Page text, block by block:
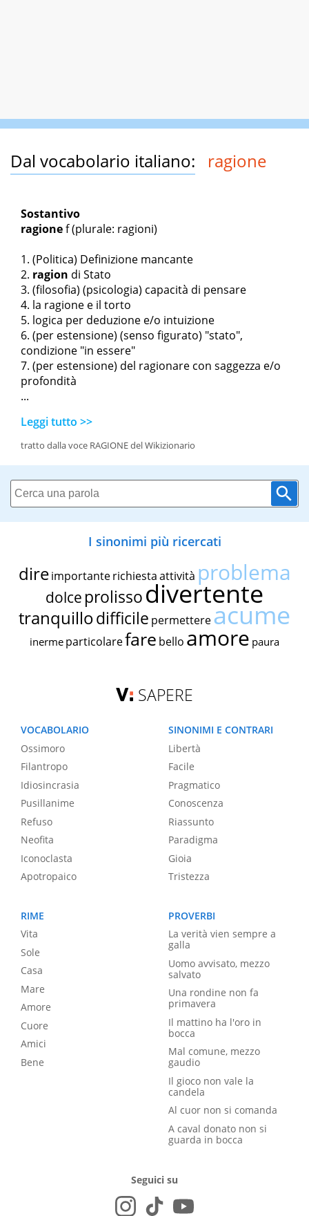
Dal vocabolario italiano: ragione
Sostantivo
ragionef(plurale: ragioni)
(Politica) Definizione mancante
ragion di Stato
(filosofia) (psicologia) capacità di pensare
la ragione e il torto
logica per deduzione e/o intuizione
(per estensione) (senso figurato) "stato",
condizione "in essere"
(per estensione) del ragionare con saggezza e/o
profondità
...
Leggi tutto >>
tratto dalla voce RAGIONE del Wikizionario
I sinonimi più ricercati
dire importante richiestaattività problema
dolce prolissodivertente
tranquillodifficile permettereacume
inerme particolarefare bello amore paura
SAPERE
VOCABOLARIO
Ossimoro
Filantropo
Idiosincrasia
Pusillanime
Refuso
Neofita
Iconoclasta
Apotropaico
SINONIMI E CONTRARI
Libertà
Facile
Pragmatico
Conoscenza
Riassunto
Paradigma
Gioia
Tristezza
RIME
Vita
Sole
Casa
Mare
Amore
Cuore
Amici
Bene
PROVERBI
La verità vien sempre a
galla
Uomo avvisato, mezzo
salvato
Una rondine non fa
primavera
Il mattino ha l'oro in
bocca
Mal comune, mezzo
gaudio
Il gioco non vale la
candela
Al cuor non si comanda
A caval donato non si
guarda in bocca
Seguici su